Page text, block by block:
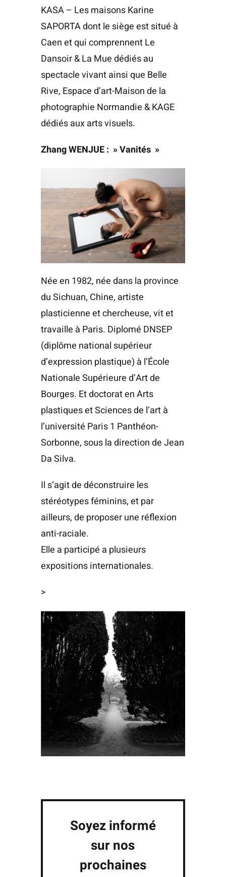
KASA – Les maisons Karine
SAPORTA dont le siège est situé à
Caen et qui comprennent Le
Dansoir & La Mue dédiés au
spectacle vivant ainsi que Belle
Rive, Espace d’art-Maison de la
photographie Normandie & KAGE
dédiés aux arts visuels.
Zhang WENJUE : » Vanités »
Née en 1982, née dans la province
du Sichuan, Chine, artiste
plasticienne et chercheuse, vit et
travaille à Paris. Diplomé DNSEP
(diplôme national supérieur
d’expression plastique) à l’École
Nationale Supérieure d’Art de
Bourges. Et doctorat en Arts
plastiques et Sciences de l’art à
l’université Paris 1 Panthéon-
Sorbonne, sous la direction de Jean
Da Silva.
Il s’agit de déconstruire les
stéréotypes féminins, et par
ailleurs, de proposer une réflexion
anti-raciale.
Elle a participé a plusieurs
expositions internationales.
>
Soyez informé
sur nos
prochaines